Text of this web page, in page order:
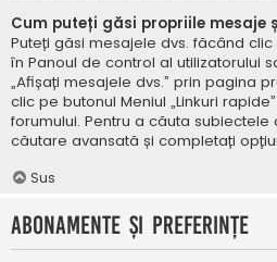
Cum puteți găsi propriile mesaje
Puteți găsi mesajele dvs. făcând clic
în Panoul de control al utilizatorului
„Afișați mesajele dvs.” prin pagina
clic pe butonul Meniul „Linkuri
forumului. Pentru a căuta subiectele
căutare avansată și completați
Sus
Abonamente și Preferințe